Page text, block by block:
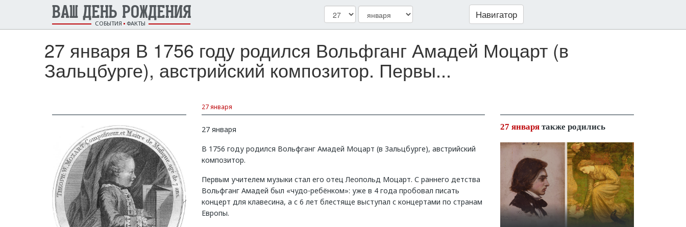
ВАШ ДЕНЬ РОЖДЕНИЯ
СОБЫТИЯ ФАКТЫ
Навигатор
27 января В 1756 году родился Вольфганг Амадей Моцарт (в
Зальцбурге), австрийский композитор. Первы...
27 января
27 января
В 1756 году родился Вольфганг Амадей Моцарт (в Зальцбурге), австрийский
композитор.
Первым учителем музыки стал его отец Леопольд Моцарт. С раннего детства
Вольфганг Амадей был «чудо-ребёнком»: уже в 4 года пробовал писать
концерт для клавесина, а с 6 лет блестяще выступал с концертами по странам
Европы.
27 январятакже родились